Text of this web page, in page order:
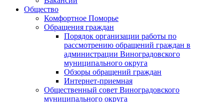
Общество
Комфортное Поморье
Обращения граждан
Порядок организации работы по
рассмотрению обращений граждан в
администрации Виноградовского
муниципального округа
Обзоры обращений граждан
Интернет-приемная
Общественный совет Виноградовского
муниципального округа